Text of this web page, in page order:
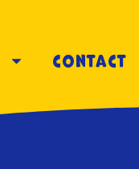
contact